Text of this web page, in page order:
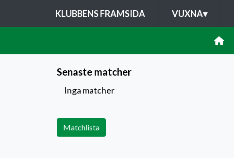
KLUBBENS FRAMSIDA VUXNA▾
Senaste matcher
Inga matcher
Matchlista